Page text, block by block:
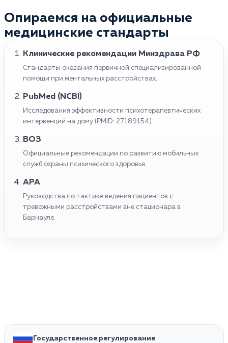
Опираемся на официальные
медицинские стандарты
Клинические рекомендации Минздрава РФ
Стандарты оказания первичной специализированной
помощи при ментальных расстройствах.
PubMed (NCBI)
Исследования эффективности психотерапевтических
интервенций на дому (PMID: 27189154).
ВОЗ
Официальные рекомендации по развитию мобильных
служб охраны психического здоровья.
APA
Руководства по тактике ведения пациентов с
тревожными расстройствами вне стационара в
Барнауле.
Государственное регулирование